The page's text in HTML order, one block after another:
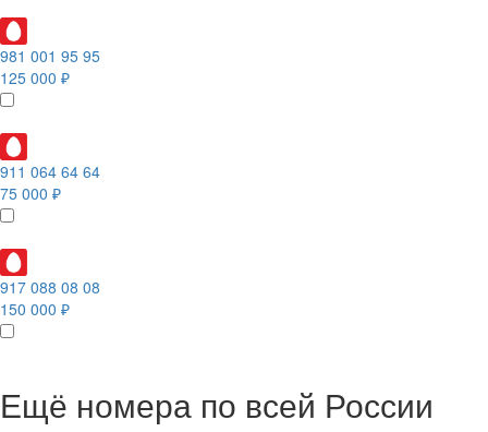
981 001 95 95
125 000 ₽
911 064 64 64
75 000 ₽
917 088 08 08
150 000 ₽
Ещё номера по всей России